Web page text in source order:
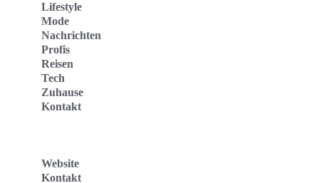
Lifestyle
Mode
Nachrichten
Profis
Reisen
Tech
Zuhause
Kontakt
Website
Kontakt